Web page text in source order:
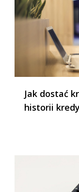
Jak dostać
historii